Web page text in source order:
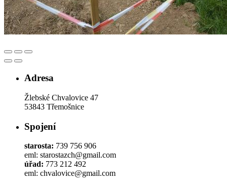
Adresa
Žlebské Chvalovice 47
53843 Třemošnice
Spojení
starosta: 739 756 906
eml: starostazch@gmail.com
úřad: 773 212 492
eml: chvalovice@gmail.com